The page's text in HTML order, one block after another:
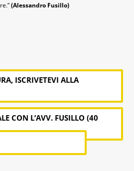
(Alessandro Fusillo)
ISCRIVETEVI ALLA
CON L’AVV. FUSILLO (40